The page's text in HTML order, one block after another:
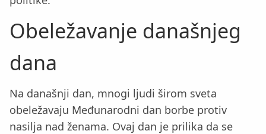
Obeležavanje današnjeg
dana
Na današnji dan, mnogi ljudi širom sveta
obeležavaju Međunarodni dan borbe protiv
nasilja nad ženama. Ovaj dan je prilika da se